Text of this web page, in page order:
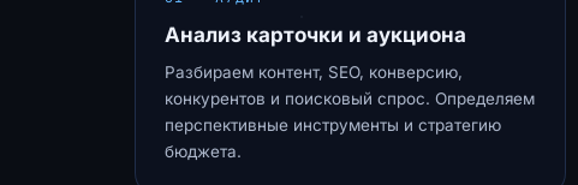
Анализ карточки и аукциона
Разбираем контент, SEO, конверсию,
конкурентов и поисковый спрос. Определяем
перспективные инструменты и стратегию
бюджета.